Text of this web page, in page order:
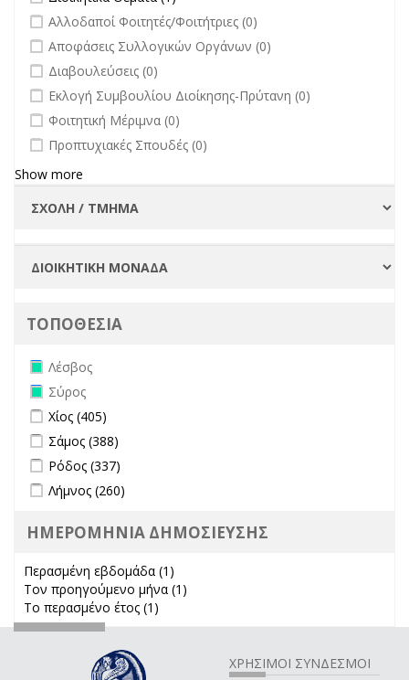
undefined
Αλλοδαποί Φοιτητές/Φοιτήτριες (0)
undefined
Αποφάσεις Συλλογικών Οργάνων (0)
undefined
Διαβουλεύσεις (0)
undefined
Εκλογή Συμβουλίου Διοίκησης-Πρύτανη (0)
undefined
Φοιτητική Μέριμνα (0)
undefined
Προπτυχιακές Σπουδές (0)
Show more
ΤΟΠΟΘΕΣΙΑ
Remove Λέσβος filter
Λέσβος
Remove Σύρος filter
Σύρος
Apply Χίος filter
Χίος (405)
Apply Σάμος filter
Σάμος (388)
Apply Ρόδος filter
Ρόδος (337)
Apply Λήμνος filter
Λήμνος (260)
ΗΜΕΡΟΜΗΝΙΑ ΔΗΜΟΣΙΕΥΣΗΣ
Περασμένη εβδομάδα (1)
Τον προηγούμενο μήνα (1)
Το περασμένο έτος (1)
ΧΡΗΣΙΜΟΙ ΣΥΝΔΕΣΜΟΙ